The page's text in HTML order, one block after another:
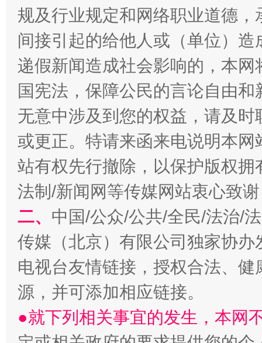
揭开“小金库”的免责幌子
受贿1.44亿！段成刚被判无期
规及行业规定和网络职业道德
间接引起的给他人或（单位）
递假新闻造成社会影响的，本
国宪法，保障公民的言论自由
无意中涉及到您的权益，请及
或更正。特请来函来电说明本
站有权先行撤除，以保护版权
法制/新闻网等传媒网站衷心致
二、 中国/公众/公共/全民/法治/
传媒（北京）有限公司独家协
电视台友情链接，授权合法、
源，并可添加相应链接。
●就下列相关事宜的发生，本网